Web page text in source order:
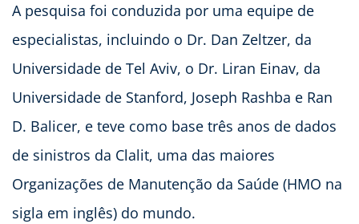
A pesquisa foi conduzida por uma equipe de
especialistas, incluindo o Dr. Dan Zeltzer, da
Universidade de Tel Aviv, o Dr. Liran Einav, da
Universidade de Stanford, Joseph Rashba e Ran
D. Balicer, e teve como base três anos de dados
de sinistros da Clalit, uma das maiores
Organizações de Manutenção da Saúde (HMO na
sigla em inglês) do mundo.